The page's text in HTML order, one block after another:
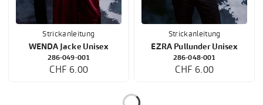
Strickanleitung
WENDA Jacke Unisex
286-049-001
CHF 6.00
Strickanleitung
EZRA Pullunder Unisex
286-048-001
CHF 6.00